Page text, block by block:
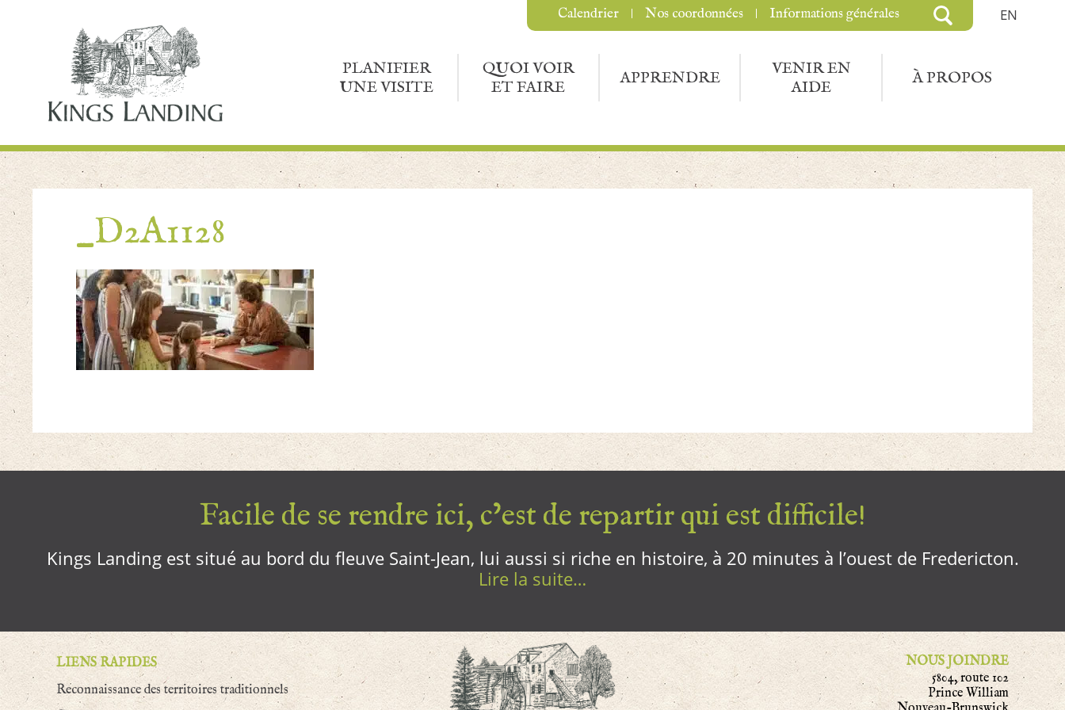
EN
PLANIFIER
UNE VISITE
QUOI VOIR
ET FAIRE
APPRENDRE
VENIR EN
AIDE
À PROPOS
Calendrier Nos coordonnées Informations générales
_D2A1128
Facile de se rendre ici, c’est de repartir qui est difficile!
Kings Landing est situé au bord du fleuve Saint-Jean, lui aussi si riche en histoire, à 20 minutes à l’ouest de Fredericton.
Lire la suite…
LIENS RAPIDES
Reconnaissance des territoires traditionnels
NOUS JOINDRE
5804, route 102
Prince William